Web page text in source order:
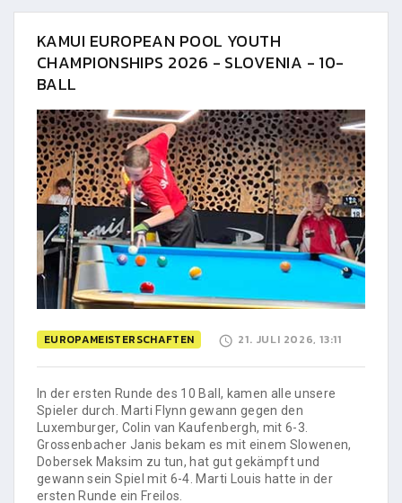
KAMUI EUROPEAN POOL YOUTH
CHAMPIONSHIPS 2026 - SLOVENIA - 10-
BALL
EUROPAMEISTERSCHAFTEN 21. JULI 2026, 13:11
In der ersten Runde des 10 Ball, kamen alle unsere
Spieler durch. Marti Flynn gewann gegen den
Luxemburger, Colin van Kaufenbergh, mit 6-3.
Grossenbacher Janis bekam es mit einem Slowenen,
Dobersek Maksim zu tun, hat gut gekämpft und
gewann sein Spiel mit 6-4. Marti Louis hatte in der
ersten Runde ein Freilos.